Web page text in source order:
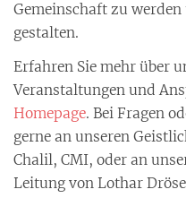
Gemeinschaft zu
gestalten.
Erfahren Sie mehr über
Veranstaltungen und
Homepage. Bei Fragen
gerne an unseren
Chalil, CMI, oder an
Leitung von Lothar